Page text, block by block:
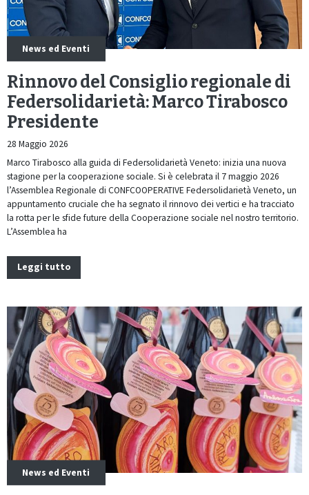
News ed Eventi
Rinnovo del Consiglio regionale di
Federsolidarietà: Marco Tirabosco
Presidente
28 Maggio 2026
Marco Tirabosco alla guida di Federsolidarietà Veneto: inizia una nuova
stagione per la cooperazione sociale. Si è celebrata il 7 maggio 2026
l’Assemblea Regionale di CONFCOOPERATIVE Federsolidarietà Veneto, un
appuntamento cruciale che ha segnato il rinnovo dei vertici e ha tracciato
la rotta per le sfide future della Cooperazione sociale nel nostro territorio.
L’Assemblea ha
Leggi tutto
News ed Eventi